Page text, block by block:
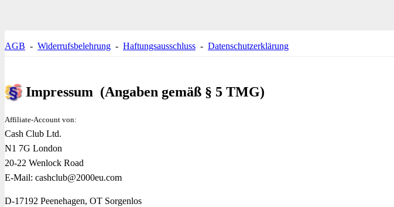
AGB - Widerrufsbelehrung - Haftungsausschluss - Datenschutzerklärung
Impressum (Angaben gemäß § 5 TMG)
Affiliate-Account von:
Cash Club Ltd.
N1 7G London
20-22 Wenlock Road
E-Mail: cashclub@2000eu.com
D-17192 Peenehagen, OT Sorgenlos